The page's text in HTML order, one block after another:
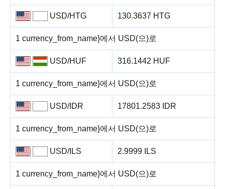
USD/HTG
1 currency_from_name}에서 USD(으)로
130.3637 HTG
USD/HUF
1 currency_from_name}에서 USD(으)로
316.1442 HUF
USD/IDR
1 currency_from_name}에서 USD(으)로
17801.2583 IDR
USD/ILS
1 currency_from_name}에서 USD(으)로
2.9999 ILS